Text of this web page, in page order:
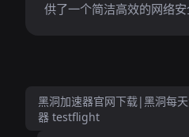
供了一个简洁高效的网络安
黑洞加速器官网下载|黑洞每
器 testflight